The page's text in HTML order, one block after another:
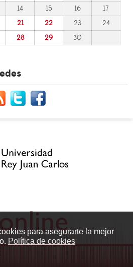
para asegurarte la mejor
Política de cookies
14 15 16
17
21 22 23
24
28 29 30